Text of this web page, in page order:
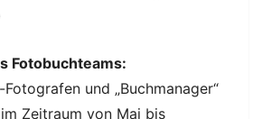
Fotobuchteams:
und „Buchmanager“
Zeitraum von Mai bis